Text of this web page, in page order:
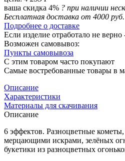
ваша скидка 4% ? при наличии
Бесплатная доставка от 4000 руб.
Подробнее о доставке
Если изделие отработало не верно
Возможен самовывоз:
Пункты самовывоза
С этим товаром часто покупают
Самые востребованные товары в
Описание
Характеристики
Материалы для скачивания
Описание
6 эффектов. Разноцветные
мерцающими искрами, зелёных
букетики из разноцветных